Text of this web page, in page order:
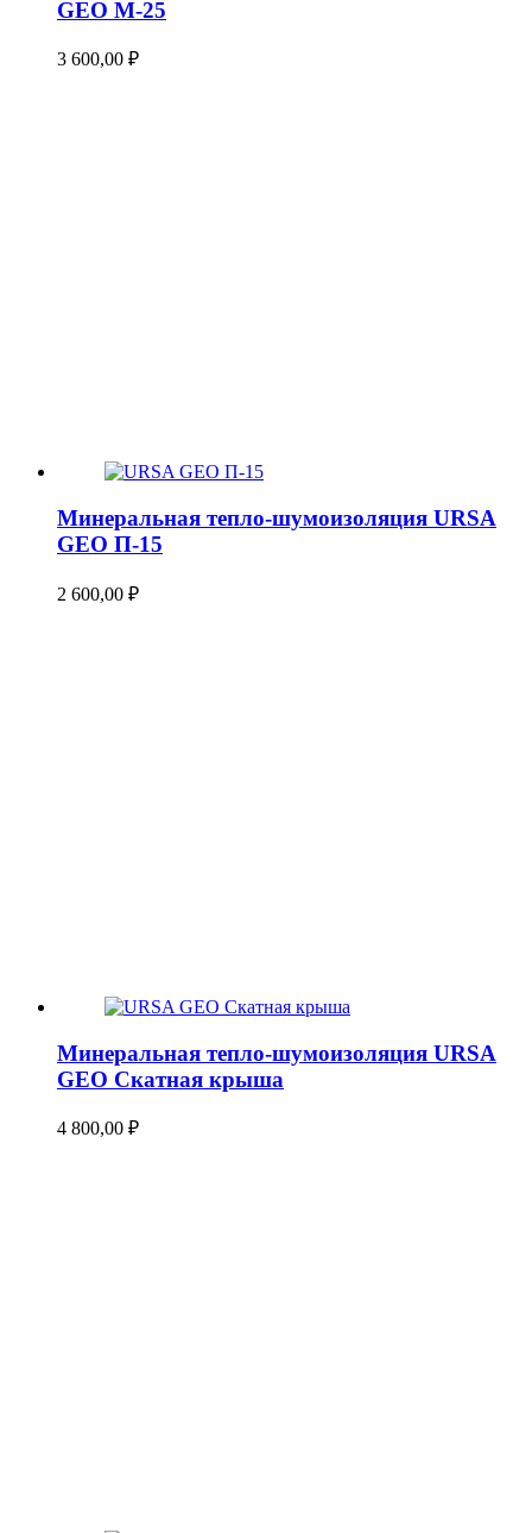
GEO М-25
3 600,00 ₽
Минеральная тепло-шумоизоляция URSA
GEO П-15
2 600,00 ₽
Минеральная тепло-шумоизоляция URSA
GEO Скатная крыша
4 800,00 ₽